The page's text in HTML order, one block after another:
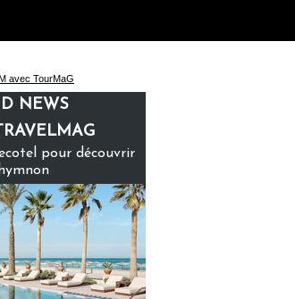
voyage
NEWS
pour découvrir